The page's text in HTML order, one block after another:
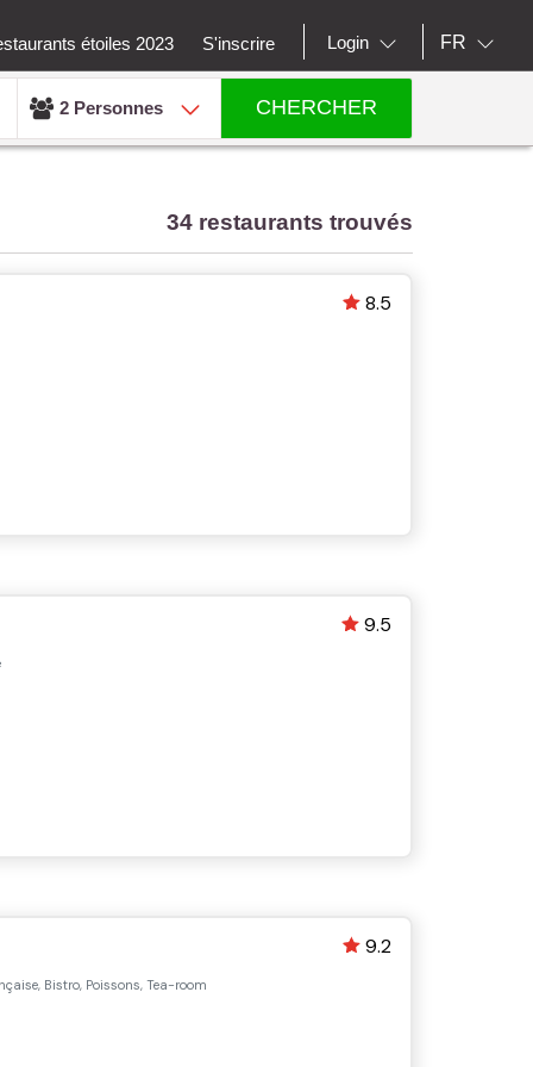
étoiles 2023 S'inscrire Login FR
2 Personnes CHERCHER
34 restaurants trouvés
8.5
9.5
Bistro, Poissons, Tea-room
9.2